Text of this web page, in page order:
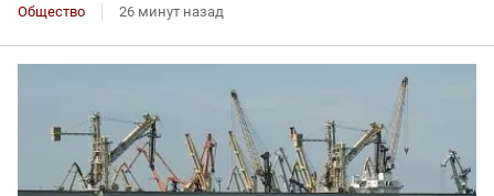
Общество 26 минут назад